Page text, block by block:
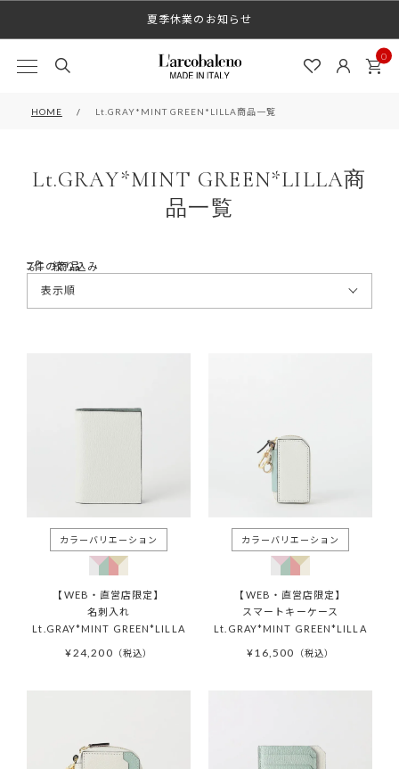
夏季休業のお知らせ
LINEお友だち登録で5%OFF
0
HOME Lt.GRAY*MINT GREEN*LILLA商品一覧
Lt.GRAY*MINT GREEN*LILLA商
品一覧
絞り込み
7
【WEB・直営店限定】
名刺入れ
Lt.GRAY*MINT GREEN*LILLA
¥24,200 税込
【WEB・直営店限定】
スマートキーケース
Lt.GRAY*MINT GREEN*LILLA
¥16,500 税込